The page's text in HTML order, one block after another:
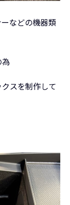
などの機器類
スを制作して